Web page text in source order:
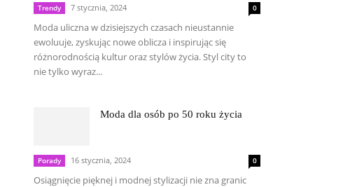
Trendy 7 stycznia, 2024 0
Moda uliczna w dzisiejszych czasach nieustannie
ewoluuje, zyskując nowe oblicza i inspirując się
różnorodnością kultur oraz stylów życia. Styl city to
nie tylko wyraz...
Moda dla osób po 50 roku życia
Porady 16 stycznia, 2024 0
Osiągnięcie pięknej i modnej stylizacji nie zna granic